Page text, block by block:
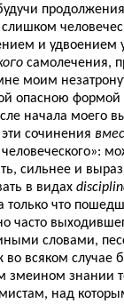
и удвоением
самолечения,
моим
опасною формой
начала моего
сочинения
сильнее и
в видах
что
часто
словами,
всяком случае
змеином знании
над